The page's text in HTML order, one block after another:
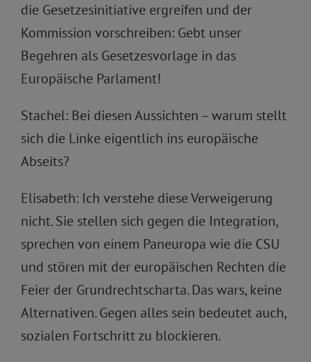
die Gesetzesinitiative ergreifen und der
Kommission vorschreiben: Gebt unser
Begehren als Gesetzesvorlage in das
Europäische Parlament!
Stachel: Bei diesen Aussichten – warum stellt
sich die Linke eigentlich ins europäische
Abseits?
Elisabeth: Ich verstehe diese Verweigerung
nicht. Sie stellen sich gegen die Integration,
sprechen von einem Paneuropa wie die CSU
und stören mit der europäischen Rechten die
Feier der Grundrechtscharta. Das wars, keine
Alternativen. Gegen alles sein bedeutet auch,
sozialen Fortschritt zu blockieren.